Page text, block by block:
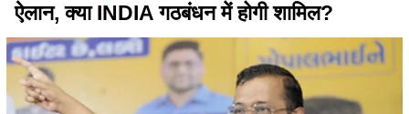
ऐलान, क्या INDIA गठबंधन में होगी शामिल?